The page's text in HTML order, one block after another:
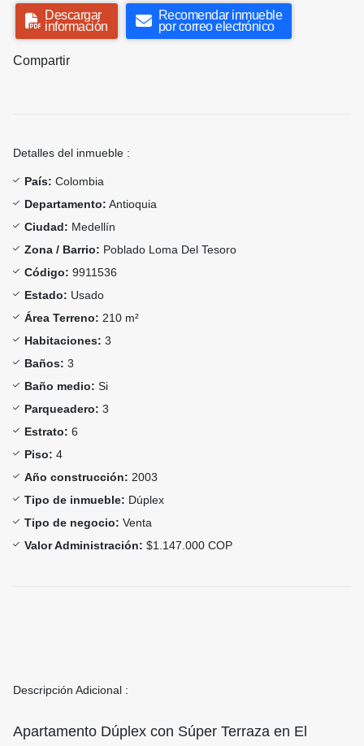
Descargar
información
Recomendar inmueble
por correo electrónico
Compartir
Detalles del inmueble :
País: Colombia
Departamento: Antioquia
Ciudad: Medellín
Zona / Barrio: Poblado Loma Del Tesoro
Código: 9911536
Estado: Usado
Área Terreno: 210 m²
Habitaciones: 3
Baños: 3
Baño medio: Si
Parqueadero: 3
Estrato: 6
Piso: 4
Año construcción: 2003
Tipo de inmueble: Dúplex
Tipo de negocio: Venta
Valor Administración: $1.147.000 COP
Descripción Adicional :
Apartamento Dúplex con Súper Terraza en El